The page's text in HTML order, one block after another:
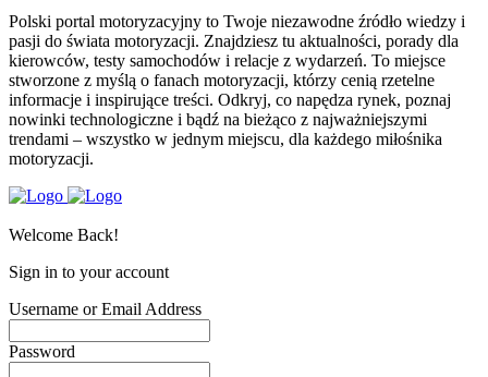
Polski portal motoryzacyjny to Twoje niezawodne źródło wiedzy i
pasji do świata motoryzacji. Znajdziesz tu aktualności, porady dla
kierowców, testy samochodów i relacje z wydarzeń. To miejsce
stworzone z myślą o fanach motoryzacji, którzy cenią rzetelne
informacje i inspirujące treści. Odkryj, co napędza rynek, poznaj
nowinki technologiczne i bądź na bieżąco z najważniejszymi
trendami – wszystko w jednym miejscu, dla każdego miłośnika
motoryzacji.
Welcome Back!
Sign in to your account
Username or Email Address
Password